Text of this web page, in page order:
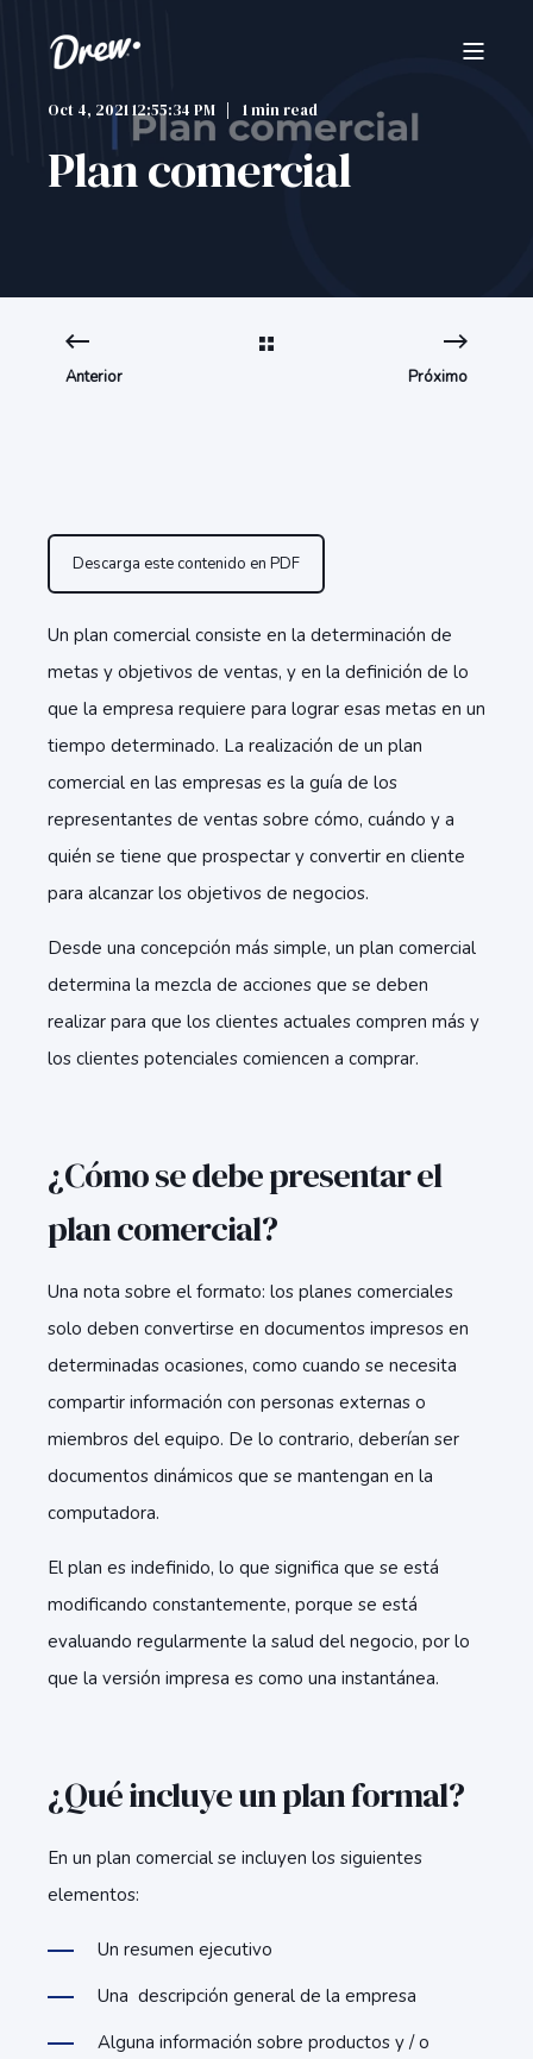
Oct 4, 2021 12:55:34 PM 1 min read
Plan comercial
Anterior Próximo
Descarga este contenido en PDF
Un plan comercial consiste en la determinación de
metas y objetivos de ventas, y en la definición de lo
que la empresa requiere para lograr esas metas en un
tiempo determinado. La realización de un plan
comercial en las empresas es la guía de los
representantes de ventas sobre cómo, cuándo y a
quién se tiene que prospectar y convertir en cliente
para alcanzar los objetivos de negocios.
Desde una concepción más simple, un plan comercial
determina la mezcla de acciones que se deben
realizar para que los clientes actuales compren más y
los clientes potenciales comiencen a comprar.
¿Cómo se debe presentar el
plan comercial?
Una nota sobre el formato: los planes comerciales
solo deben convertirse en documentos impresos en
determinadas ocasiones, como cuando se necesita
compartir información con personas externas o
miembros del equipo. De lo contrario, deberían ser
documentos dinámicos que se mantengan en la
computadora.
El plan es indefinido, lo que significa que se está
modificando constantemente, porque se está
evaluando regularmente la salud del negocio, por lo
que la versión impresa es como una instantánea.
¿Qué incluye un plan formal?
En un plan comercial se incluyen los siguientes
elementos:
Un resumen ejecutivo
Una descripción general de la empresa
Alguna información sobre productos y / o